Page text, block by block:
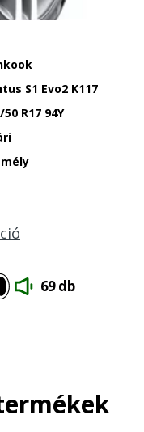
S1 Evo2 K117
50 R17 94Y
69 db